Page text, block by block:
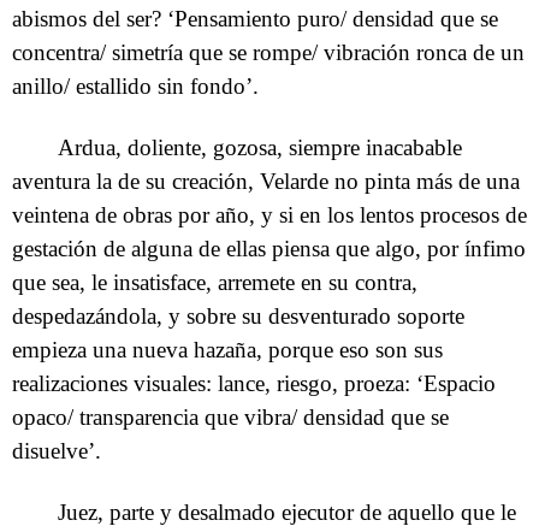
abismos del ser? ‘Pensamiento puro/ densidad que se
concentra/ simetría que se rompe/ vibración ronca de un
anillo/ estallido sin fondo’.
Ardua, doliente, gozosa, siempre inacabable
aventura la de su creación, Velarde no pinta más de una
veintena de obras por año, y si en los lentos procesos de
gestación de alguna de ellas piensa que algo, por ínfimo
que sea, le insatisface, arremete en su contra,
despedazándola, y sobre su desventurado soporte
empieza una nueva hazaña, porque eso son sus
realizaciones visuales: lance, riesgo, proeza: ‘Espacio
opaco/ transparencia que vibra/ densidad que se
disuelve’.
Juez, parte y desalmado ejecutor de aquello que le